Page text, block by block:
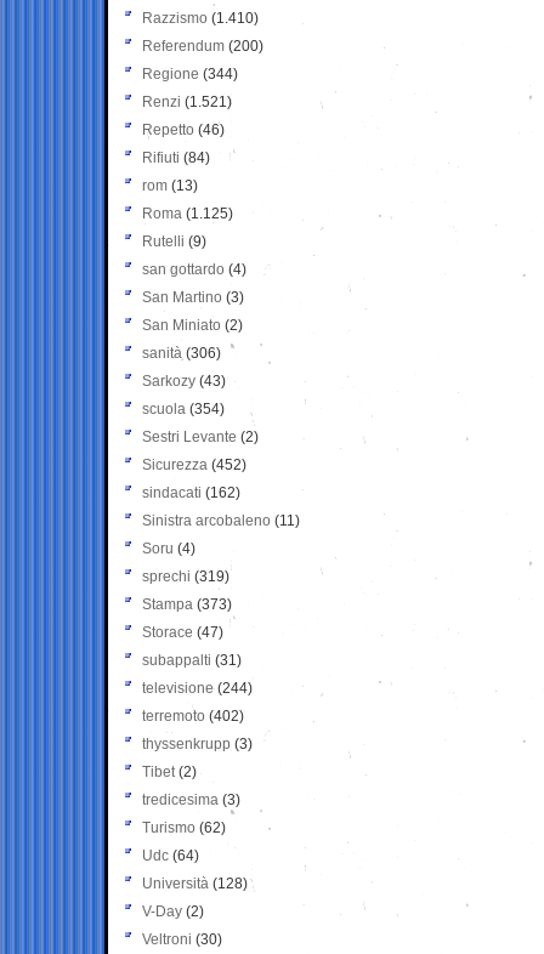
Razzismo (1.410)
Referendum (200)
Regione (344)
Renzi (1.521)
Repetto (46)
Rifiuti (84)
rom (13)
Roma (1.125)
Rutelli (9)
san gottardo (4)
San Martino (3)
San Miniato (2)
sanità (306)
Sarkozy (43)
scuola (354)
Sestri Levante (2)
Sicurezza (452)
sindacati (162)
Sinistra arcobaleno (11)
Soru (4)
sprechi (319)
Stampa (373)
Storace (47)
subappalti (31)
televisione(244)
terremoto (402)
thyssenkrupp (3)
Tibet(2)
tredicesima (3)
Turismo (62)
Udc (64)
Università (128)
V-Day (2)
Veltroni (30)